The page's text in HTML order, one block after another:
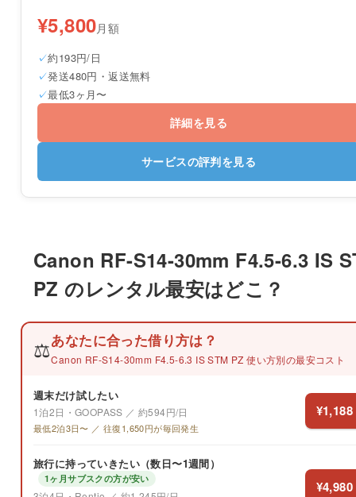
¥5,800月額
約193円/日
発送480円・返送無料
最低3ヶ月〜
詳細を見る
サービスの評判を見る
Canon RF-S14-30mm F4.5-6.3 IS
PZ のレンタル最安はどこ？
⚖️あなたに合った借り方は？
Canon RF-S14-30mm F4.5-6.3 IS STM PZ 使い方別の最安コスト
週末だけ試したい
1泊2日・GOOPASS ／ 約594円/日
最低2泊3日〜 ／ 往復1,650円が毎回発生
¥1,188
旅行に持っていきたい（数日〜1週間）
1ヶ月サブスクの方が安い ¥4,980